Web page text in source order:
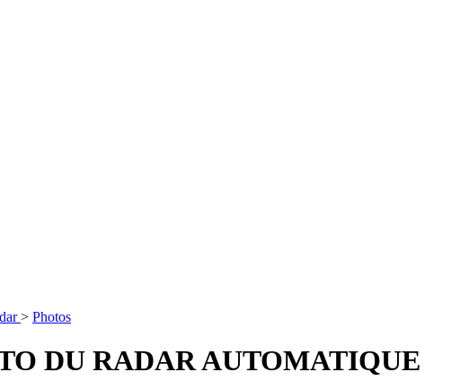
> Photos
DU RADAR AUTOMATIQUE